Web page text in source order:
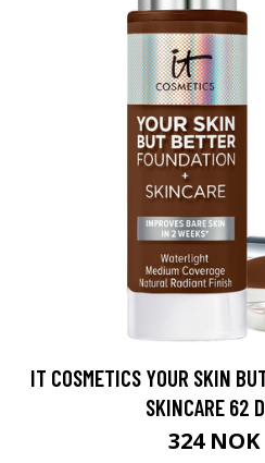
IT COSMETICS YOUR SKIN
SKINCARE 62
324 NOK